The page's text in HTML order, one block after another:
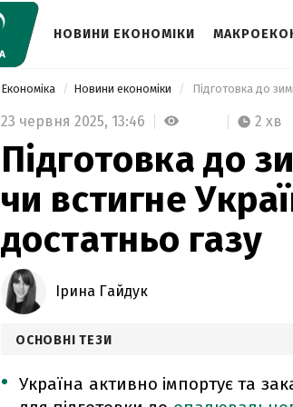
НОВИНИ ЕКОНОМІКИ
Економіка Новини економіки
23 червня 2025, 13:46 2 хв
Підготовка до
чи встигне
достатньо газу
Ірина Гайдук
ОСНОВНІ ТЕЗИ
Україна активно імпортує та